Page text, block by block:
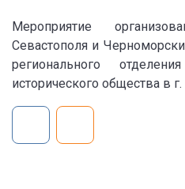
Мероприятие
Севастополя и
регионального
исторического общества в